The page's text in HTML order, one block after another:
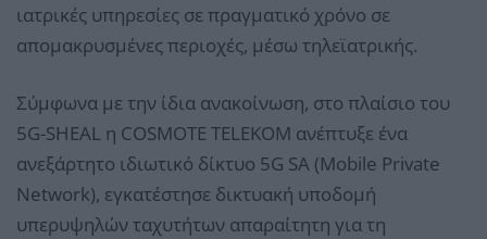
ιατρικές υπηρεσίες σε πραγματικό χρόνο σε
απομακρυσμένες περιοχές, μέσω τηλεϊατρικής.
Σύμφωνα με την ίδια ανακοίνωση, στο πλαίσιο του
5G-SHEAL η COSMOTE TELEKOM ανέπτυξε ένα
ανεξάρτητο ιδιωτικό δίκτυο 5G SA (Mobile Private
Network), εγκατέστησε δικτυακή υποδομή
υπερυψηλών ταχυτήτων απαραίτητη για τη